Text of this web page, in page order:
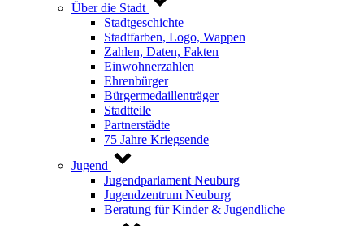
Über die Stadt
Stadtgeschichte
Stadtfarben, Logo, Wappen
Zahlen, Daten, Fakten
Einwohnerzahlen
Ehrenbürger
Bürgermedaillenträger
Stadtteile
Partnerstädte
75 Jahre Kriegsende
Jugend
Jugendparlament Neuburg
Jugendzentrum Neuburg
Beratung für Kinder & Jugendliche